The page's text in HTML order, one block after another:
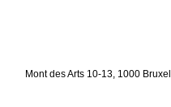
Mont des Arts 10-13, 1000